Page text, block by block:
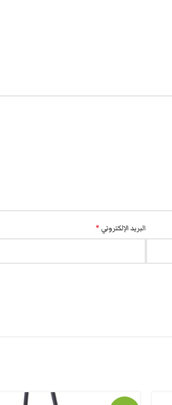
البريد الإلكتروني *